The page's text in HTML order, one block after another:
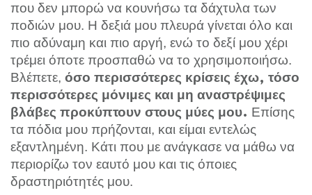
που δεν μπορώ να κουνήσω τα δάχτυλα των
ποδιών μου. Η δεξιά μου πλευρά γίνεται όλο και
πιο αδύναμη και πιο αργή, ενώ το δεξί μου χέρι
τρέμει όποτε προσπαθώ να το χρησιμοποιήσω.
Βλέπετε, όσο περισσότερες κρίσεις έχω, τόσο
περισσότερες μόνιμες και μη αναστρέψιμες
βλάβες προκύπτουν στους μύες μου. Επίσης
τα πόδια μου πρήζονται, και είμαι εντελώς
εξαντλημένη. Κάτι που με ανάγκασε να μάθω να
περιορίζω τον εαυτό μου και τις όποιες
δραστηριότητές μου.